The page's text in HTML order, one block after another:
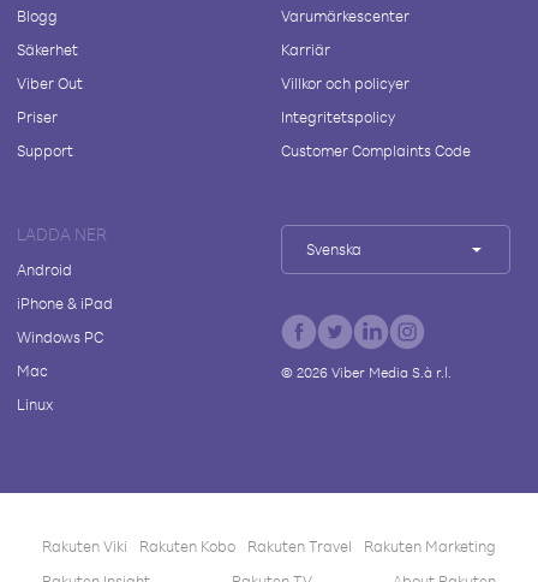
Blogg
Säkerhet
Viber Out
Priser
Support
Varumärkescenter
Karriär
Villkor och policyer
Integritetspolicy
Customer Complaints Code
LADDA NER
Android
iPhone & iPad
Windows PC
Mac
Linux
Svenska
© 2026Viber Media S.à r.l.
Rakuten Viki Rakuten Kobo Rakuten Travel
Rakuten Marketing